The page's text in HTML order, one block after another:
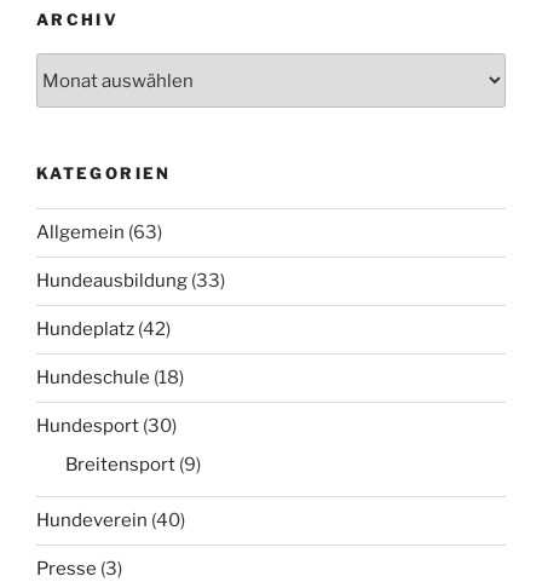
ARCHIV
KATEGORIEN
Allgemein (63)
Hundeausbildung (33)
Hundeplatz (42)
Hundeschule (18)
Hundesport (30)
Breitensport (9)
Hundeverein (40)
Presse (3)